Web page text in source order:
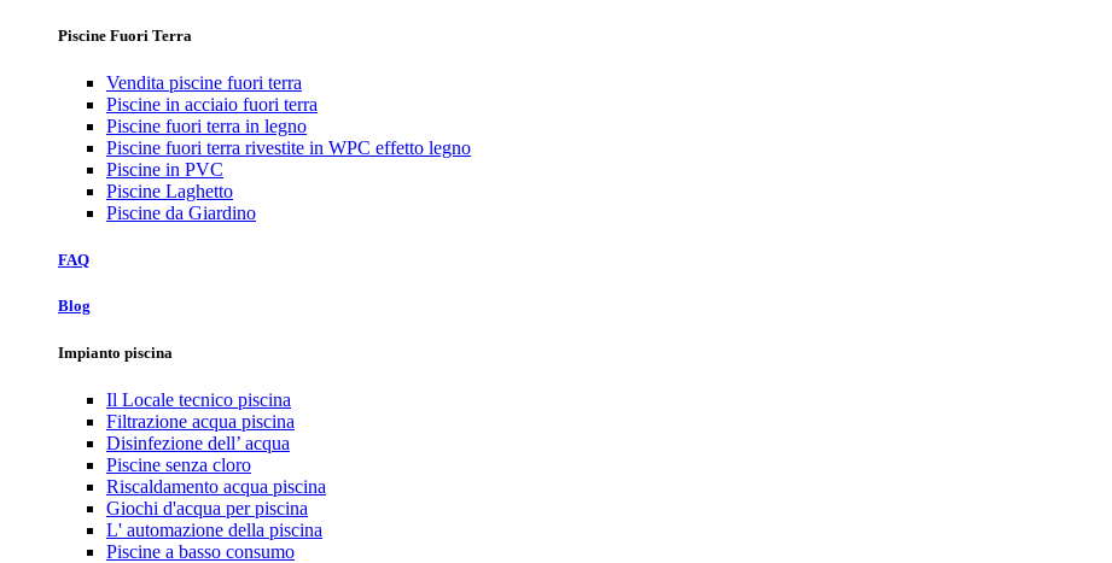
Piscine Fuori Terra
Vendita piscine fuori terra
Piscine in acciaio fuori terra
Piscine fuori terra in legno
Piscine fuori terra rivestite in WPC effetto legno
Piscine in PVC
Piscine Laghetto
Piscine da Giardino
FAQ
Blog
Impianto piscina
Il Locale tecnico piscina
Filtrazione acqua piscina
Disinfezione dell’ acqua
Piscine senza cloro
Riscaldamento acqua piscina
Giochi d'acqua per piscina
L' automazione della piscina
Piscine a basso consumo